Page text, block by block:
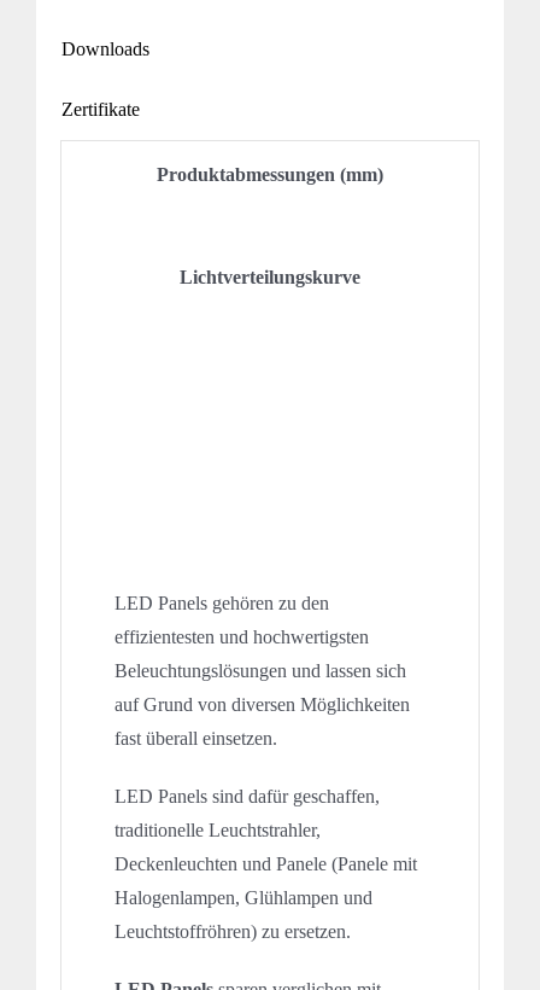
Downloads
Zertifikate
Produktabmessungen (mm)
Lichtverteilungskurve
LED Panels gehören zu den
effizientesten und hochwertigsten
Beleuchtungslösungen und lassen sich
auf Grund von diversen Möglichkeiten
fast überall einsetzen.
LED Panels sind dafür geschaffen,
traditionelle Leuchtstrahler,
Deckenleuchten und Panele (Panele mit
Halogenlampen, Glühlampen und
Leuchtstoffröhren) zu ersetzen.